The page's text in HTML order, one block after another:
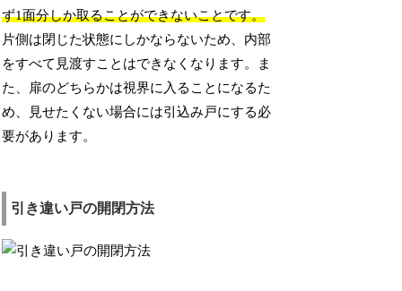
ず1面分しか取ることができないことです。
片側は閉じた状態にしかならないため、内部
をすべて見渡すことはできなくなります。ま
た、扉のどちらかは視界に入ることになるた
め、見せたくない場合には引込み戸にする必
要があります。
引き違い戸の開閉方法